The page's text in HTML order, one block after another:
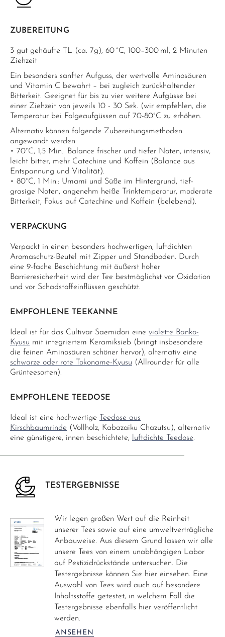
ZUBEREITUNG
3 gut gehäufte TL (ca. 7g), 60 °C, 100–300 ml, 2 Minuten
Ziehzeit
Ein besonders sanfter Aufguss, der wertvolle Aminosäuren
und Vitamin C bewahrt – bei zugleich zurückhaltender
Bitterkeit. Geeignet für bis zu vier weitere Aufgüsse bei
einer Ziehzeit von jeweils 10 - 30 Sek. (wir empfehlen, die
Temperatur bei Folgeaufgüssen auf 70-80°C zu erhöhen.
Alternativ können folgende Zubereitungsmethoden
angewandt werden:
• 70°C, 1,5 Min.: Balance frischer und tiefer Noten, intensiv,
leicht bitter, mehr Catechine und Koffein (Balance aus
Entspannung und Vitalität).
• 80°C, 1 Min.: Umami und Süße im Hintergrund, tief-
grasige Noten, angenehm heiße Trinktemperatur, moderate
Bitterkeit, Fokus auf Catechine und Koffein (belebend).
VERPACKUNG
Verpackt in einen besonders hochwertigen, luftdichten
Aromaschutz-Beutel mit Zipper und Standboden. Durch
eine 9-fache Beschichtung mit äußerst hoher
Barrieresicherheit wird der Tee bestmöglichst vor Oxidation
und vor Schadstoffeinflüssen geschützt.
EMPFOHLENE TEEKANNE
Ideal ist für das Cultivar Saemidori eine violette Banko-
Kyusu mit integriertem Keramiksieb (bringt insbesondere
die feinen Aminosäuren schöner hervor), alternativ eine
schwarze oder rote Tokoname-Kyusu (Allrounder für alle
Grünteesorten).
EMPFOHLENE TEEDOSE
Ideal ist eine hochwertige
Teedose aus
Kirschbaumrinde (Vollholz, Kabazaiku Chazutsu), alternativ
eine günstigere, innen beschichtete,
luftdichte Teedose.
TESTERGEBNISSE
Wir legen großen Wert auf die Reinheit
unserer Tees sowie auf eine umweltverträgliche
Anbauweise. Aus diesem Grund lassen wir alle
unsere Tees von einem unabhängigen Labor
auf Pestizidrückstände untersuchen. Die
Testergebnisse können Sie hier einsehen. Eine
Auswahl von Tees wird auch auf besondere
Inhaltsstoffe getestet, in welchem Fall die
Testergebnisse ebenfalls hier veröffentlicht
werden.
ANSEHEN